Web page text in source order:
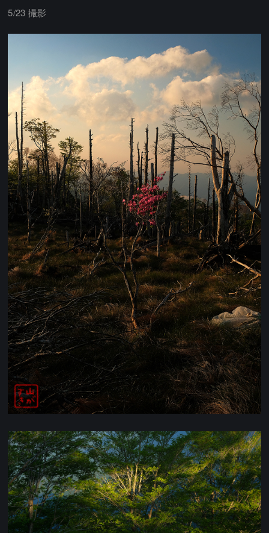
5/23 撮影